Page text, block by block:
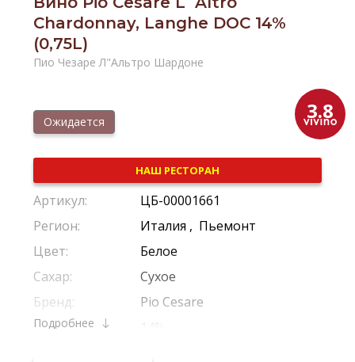
Chardonnay, Langhe DOC 14%
(0,75L)
Пио Чезаре Л"Альтро Шардоне
3.8
Ожидается
НАШ РЕСТОРАН
Артикул:
ЦБ-00001661
Регион:
Италия , Пьемонт
Цвет:
Белое
Сахар:
Сухое
Бренд:
Pio Cesare
Крепость:
Подробнее